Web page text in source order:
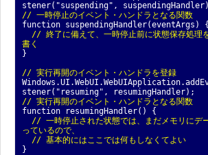
stener("suspending",
// 一時停止のイベント・ハンドラとなる関数
function suspendingHandler(eventArgs) {
// 終了に備えて、一時停止前に状態保存処理
書く
}
// 実行再開のイベント・ハンドラを登録
stener("resuming", resumingHandler);
// 実行再開のイベント・ハンドラとなる関数
function resumingHandler() {
// 一時停止された状態では、まだメモリにデ
っているので、
// 基本的にはここでは何もしなくてよい
}